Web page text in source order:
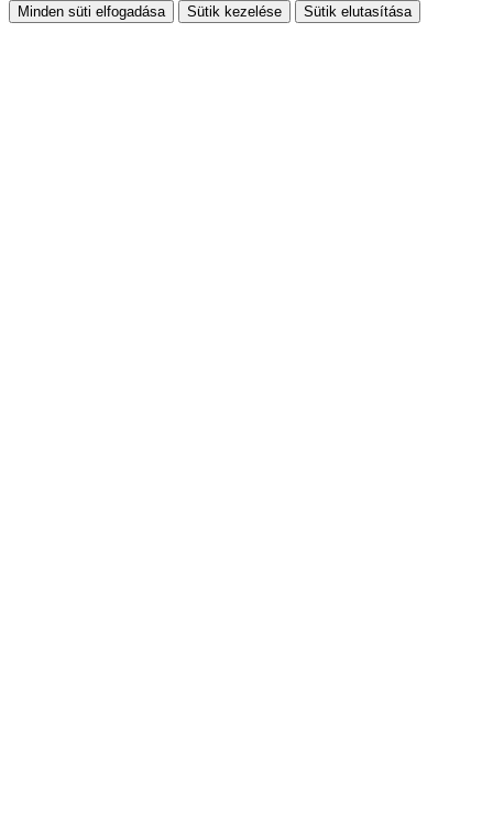
Minden süti elfogadása Sütik kezelése Sütik elutasítása